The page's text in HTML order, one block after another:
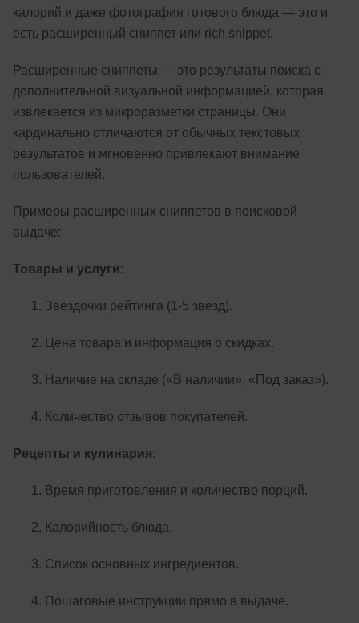
калорий и даже фотография готового блюда — это и
есть расширенный сниппет или rich snippet.
Расширенные сниппеты — это результаты поиска с
дополнительной визуальной информацией, которая
извлекается из микроразметки страницы. Они
кардинально отличаются от обычных текстовых
результатов и мгновенно привлекают внимание
пользователей.
Примеры расширенных сниппетов в поисковой
выдаче:
Товары и услуги:
Звездочки рейтинга (1-5 звезд).
Цена товара и информация о скидках.
Наличие на складе («В наличии», «Под заказ»).
Количество отзывов покупателей.
Рецепты и кулинария:
Время приготовления и количество порций.
Калорийность блюда.
Список основных ингредиентов.
Пошаговые инструкции прямо в выдаче.